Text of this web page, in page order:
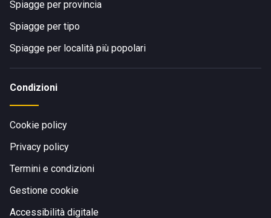
Spiagge per provincia
Spiagge per tipo
Spiagge per località più popolari
Condizioni
Cookie policy
Privacy policy
Termini e condizioni
Gestione cookie
Accessibilità digitale